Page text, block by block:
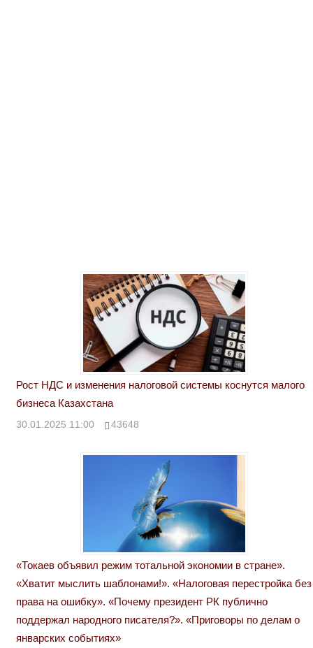
Рост НДС и изменения налоговой системы коснутся малого
бизнеса Казахстана
30.01.2025 11:00 43648
«Токаев объявил режим тотальной экономии в стране».
«Хватит мыслить шаблонами!». «Налоговая перестройка без
права на ошибку». «Почему президент РК публично
поддержал народного писателя?». «Приговоры по делам о
январских событиях»